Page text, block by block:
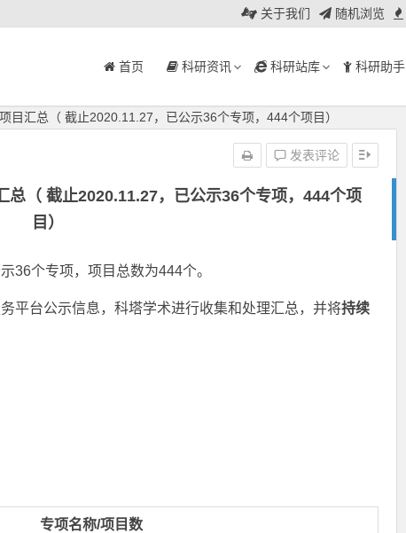
关于我们 随机浏览
首页 科研资讯 科研站库 科研助手
目汇总（ 截止2020.11.27，已公示36个专项，444个项目）
总（ 截止2020.11.27，已公示36个专项，444个项
目）
发表评论
36个专项，项目总数为444个。
平台公示信息，科塔学术进行收集和处理汇总，并将持续
专项名称/项目数